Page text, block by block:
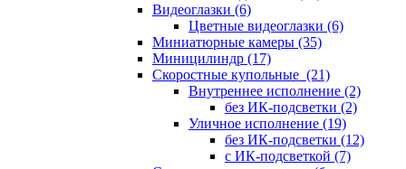
Видеоглазки (6)
Цветные видеоглазки (6)
Миниатюрные камеры (35)
Миницилиндр (17)
Скоростные купольные (21)
Внутреннее исполнение (2)
без ИК-подсветки (2)
Уличное исполнение (19)
без ИК-подсветки (12)
с ИК-подсветкой (7)